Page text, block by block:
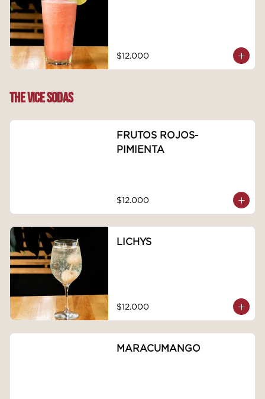
$12.000
THE VICE SODAS
FRUTOS ROJOS-
PIMIENTA
$12.000
LICHYS
$12.000
MARACUMANGO